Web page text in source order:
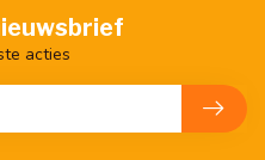
acties